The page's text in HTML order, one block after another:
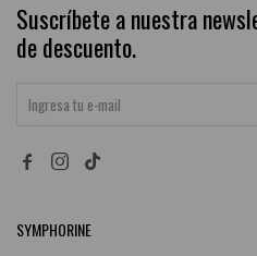
Suscríbete a nuestra
de descuento.
 
SYMPHORINE